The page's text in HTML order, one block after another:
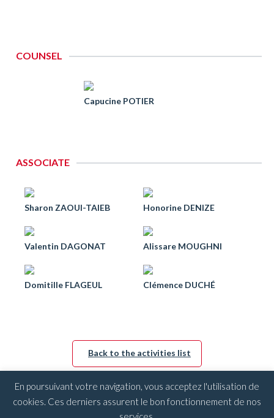
COUNSEL
Capucine POTIER
ASSOCIATE
Sharon ZAOUI-TAIEB Honorine DENIZE
Valentin DAGONAT Alissare MOUGHNI
Domitille FLAGEUL Clémence DUCHÉ
Back to the activities list
En poursuivant votre navigation, vous acceptez l'utilisation de
cookies. Ces derniers assurent le bon fonctionnement de nos